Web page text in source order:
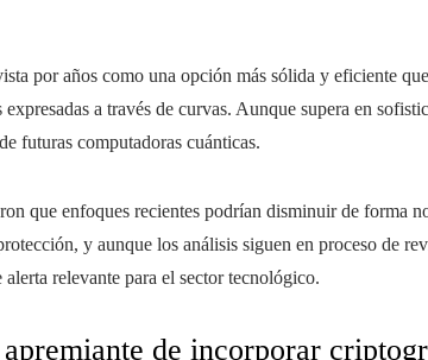
por años como una opción más sólida y eficiente
expresadas a través de curvas. Aunque supera en
futuras computadoras cuánticas.
que enfoques recientes podrían disminuir de forma
y aunque los análisis siguen en proceso de
relevante para el sector tecnológico.
de incorporar